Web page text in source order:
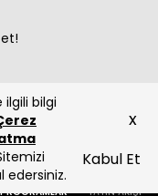
PROGRAMLAR YAYIN AKIŞI
bilgi
edersiniz.
Kabul Et
x
A.Ş.